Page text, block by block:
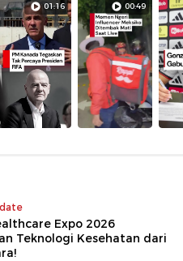
01:16 00:49
Expo 2026
Teknologi Kesehatan dari